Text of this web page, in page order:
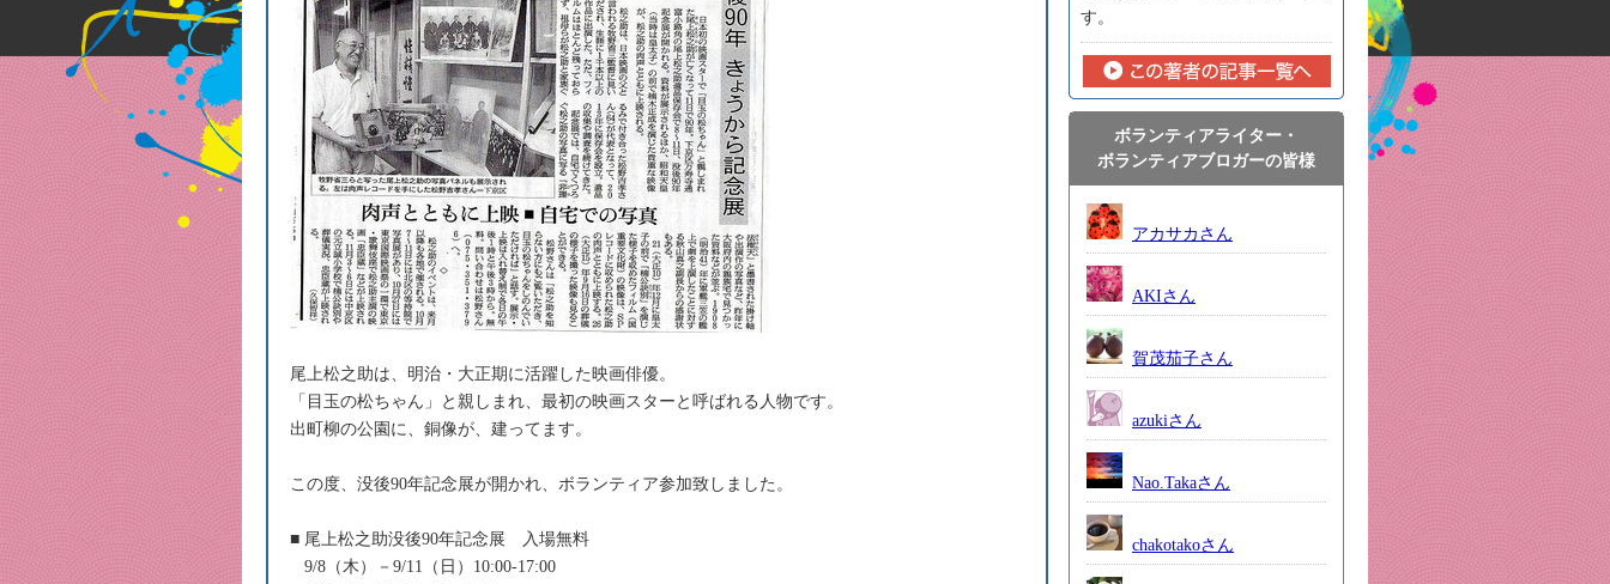
尾上松之助は、明治・大正期に活躍した映画俳優。
「目玉の松ちゃん」と親しまれ、最初の映画スターと呼ばれる人物です。
出町柳の公園に、銅像が、建ってます。
この度、没後90年記念展が開かれ、ボランティア参加致しました。
■ 尾上松之助没後90年記念展 入場無料
9/8（木）－9/11（日）10:00-17:00
す。
ボランティアライター・
ボランティアブロガーの皆様
アカサカさん
AKIさん
賀茂茄子さん
azukiさん
Nao.Takaさん
chakotakoさん